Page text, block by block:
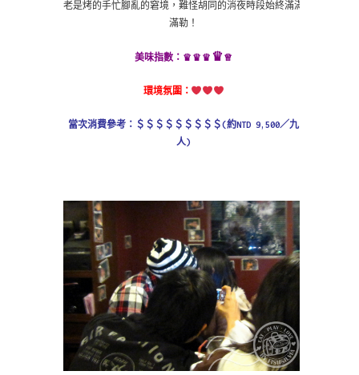
老是烤的手忙腳亂的窘境，難怪胡同的消夜時段始終滿滿
滿勒！
美味指數： ♛ ♛♛ ♛♕
環境氛圍：
當次消費參考：＄ ＄＄ ＄ ＄＄ ＄ ＄ ＄(約NTD 9,500／九
人)